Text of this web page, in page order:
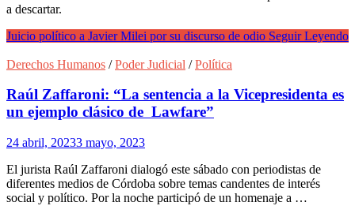
a descartar.
Juicio político a Javier Milei por su discurso de odio Seguir Leyendo
Derechos Humanos /Poder Judicial /Política
Raúl Zaffaroni: “La sentencia a la Vicepresidenta es
un ejemplo clásico de Lawfare”
24 abril, 20233 mayo, 2023
El jurista Raúl Zaffaroni dialogó este sábado con periodistas de
diferentes medios de Córdoba sobre temas candentes de interés
social y político. Por la noche participó de un homenaje a …